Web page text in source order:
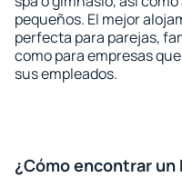
pequeños. El mejor
perfecta para parejas,
como para empresas
sus empleados.
¿Cómo encontrar